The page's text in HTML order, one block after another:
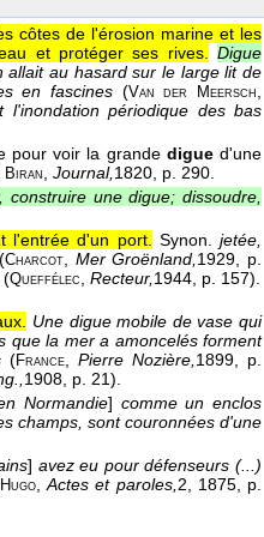
côtes de l'érosion marine et les
et protéger ses rives. Digue
allait au hasard sur le large lit de
en fascines(Van der Meersch,
périodique des bas
pour voir la grande digued'une
Biran, Journal,1820, p. 290.
une digue; dissoudre,
l'entrée d'un port. Synon.jetée,
(Charcot, Mer Groënland,1929, p.
(Queffélec, Recteur,1944, p. 157).
Une digue mobile de vase qui
que la mer a amoncelés forment
(France, Pierre Nozière,1899, p.
1908, p. 21).
Normandie] comme un enclos
champs, sont couronnées d'une
] avez eu pour défenseurs (...)
Hugo,Actes et paroles,2, 1875, p.